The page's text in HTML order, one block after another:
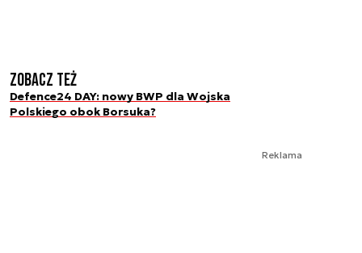
Zobacz też
Defence24 DAY: nowy BWP dla Wojska
Polskiego obok Borsuka?
Reklama